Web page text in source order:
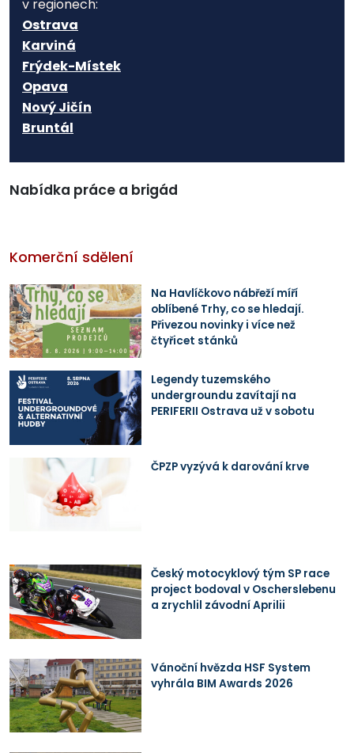
v regionech:
Ostrava
Karviná
Frýdek-Místek
Opava
Nový Jičín
Bruntál
Nabídka práce a brigád
Komerční sdělení
Na Havlíčkovo nábřeží míří
oblíbené Trhy, co se hledají.
Přivezou novinky i více než
čtyřicet stánků
Legendy tuzemského
undergroundu zavítají na
PERIFERII Ostrava už v sobotu
ČPZP vyzývá k darování krve
Český motocyklový tým SP race
project bodoval v Oscherslebenu
a zrychlil závodní Aprilii
Vánoční hvězda HSF System
vyhrála BIM Awards 2026